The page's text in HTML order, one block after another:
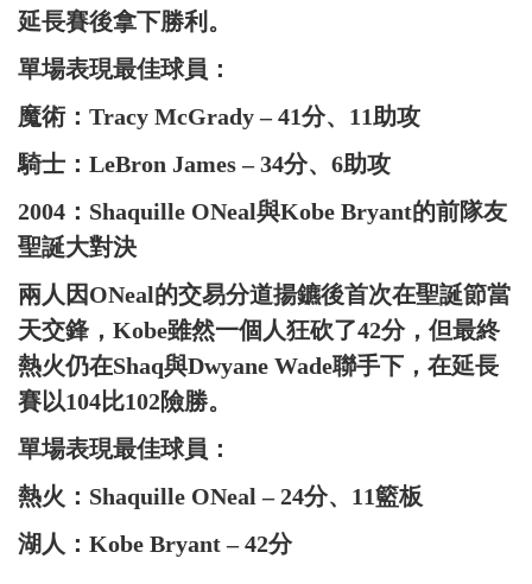
延長賽後拿下勝利。
單場表現最佳球員：
魔術：Tracy McGrady – 41分、11助攻
騎士：LeBron James – 34分、6助攻
2004：Shaquille ONeal與Kobe Bryant的前隊友
聖誕大對決
兩人因ONeal的交易分道揚鑣後首次在聖誕節當
天交鋒，Kobe雖然一個人狂砍了42分，但最終
熱火仍在Shaq與Dwyane Wade聯手下，在延長
賽以104比102險勝。
單場表現最佳球員：
熱火：Shaquille ONeal – 24分、11籃板
湖人：Kobe Bryant – 42分